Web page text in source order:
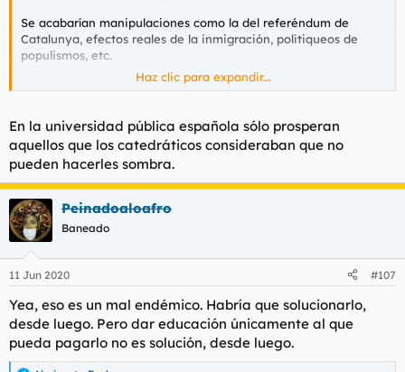
Se acabarían manipulaciones como la del referéndum de
Catalunya, efectos reales de la inmigración, politiqueos de
populismos, etc.
Ojalá.
Haz clic para expandir...
En la universidad pública española sólo prosperan
aquellos que los catedráticos consideraban que no
pueden hacerles sombra.
Peinadoaloafro
Baneado
11 Jun 2020 #107
Yea, eso es un mal endémico. Habría que solucionarlo,
desde luego. Pero dar educación únicamente al que
pueda pagarlo no es solución, desde luego.